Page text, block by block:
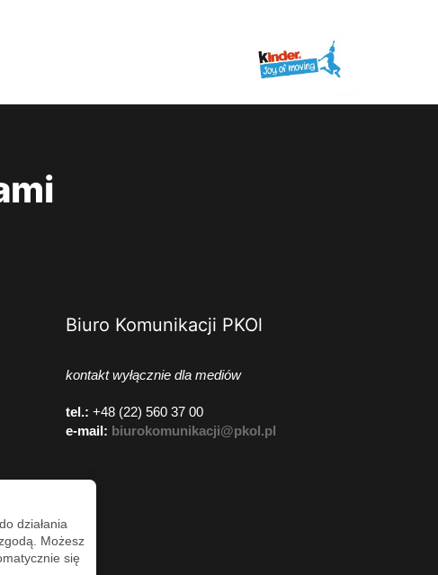
Biuro Komunikacji PKOl
kontakt wyłącznie dla mediów
tel.: +48 (22) 560 37 00
e-mail: biurokomunikacji@pkol.pl
działania
Możesz
się